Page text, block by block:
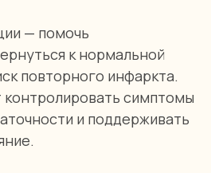
— помочь
к нормальной
повторного инфаркта.
контролировать симптомы
и поддерживать